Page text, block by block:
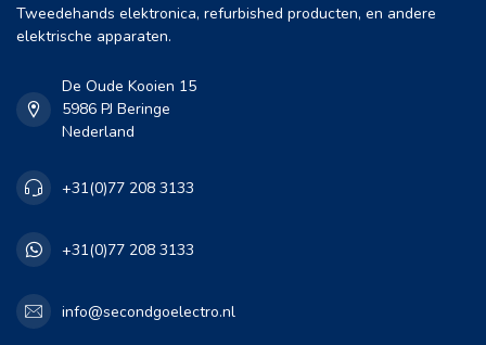
Tweedehands elektronica, refurbished producten, en andere
elektrische apparaten.
De Oude Kooien 15
5986 PJ Beringe
Nederland
+31(0)77 208 3133
+31(0)77 208 3133
info@secondgoelectro.nl